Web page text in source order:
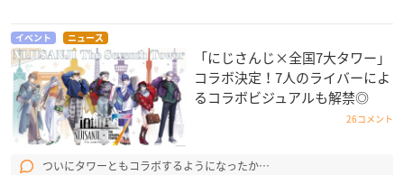
イベント ニュース
「にじさんじ×全国7大タワー」
コラボ決定！7人のライバーによ
るコラボビジュアルも解禁◎
26コメント
ついにタワーともコラボするようになったか…